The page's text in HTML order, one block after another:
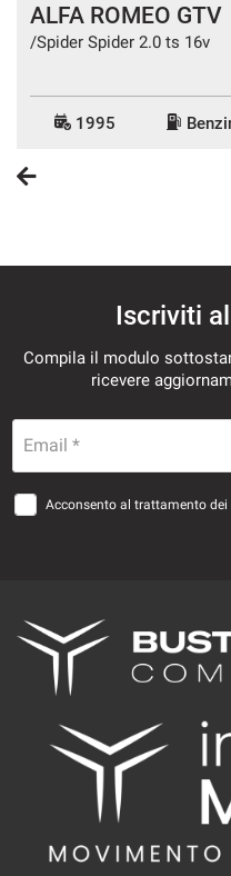
ALFA ROMEO GTV
/Spider Spider 2.0 ts 16v
1995
Iscriviti
Compila il modulo
ricevere
Email *
Acconsento al trattamento